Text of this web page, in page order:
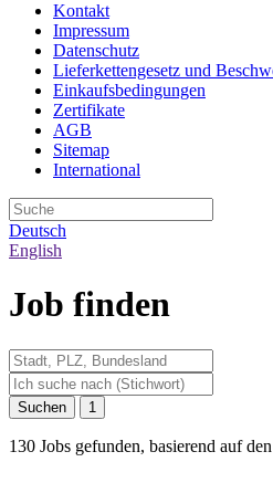
Kontakt
Impressum
Datenschutz
Lieferkettengesetz und
Einkaufsbedingungen
Zertifikate
AGB
Sitemap
International
Deutsch
English
Job finden
Suchen 1
130 Jobs gefunden, basierend auf